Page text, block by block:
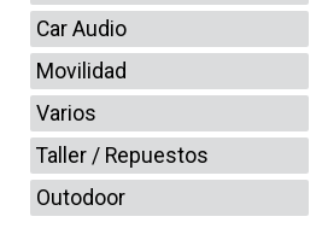
Car Audio
Movilidad
Varios
Taller / Repuestos
Outodoor